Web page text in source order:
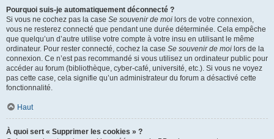
Pourquoi suis-je automatiquement déconnecté ?
Si vous ne cochez pas la case Se souvenir de moi lors de votre connexion,
vous ne resterez connecté que pendant une durée déterminée. Cela empêche
que quelqu’un d’autre utilise votre compte à votre insu en utilisant le même
ordinateur. Pour rester connecté, cochez la case Se souvenir de moi lors de la
connexion. Ce n’est pas recommandé si vous utilisez un ordinateur public pour
accéder au forum (bibliothèque, cyber-café, université, etc.). Si vous ne voyez
pas cette case, cela signifie qu’un administrateur du forum a désactivé cette
fonctionnalité.
Haut
À quoi sert « Supprimer les cookies » ?